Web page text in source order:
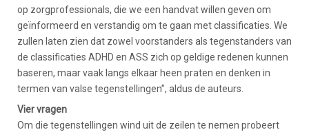
op zorgprofessionals, die we een handvat willen geven om
geïnformeerd en verstandig om te gaan met classificaties. We
zullen laten zien dat zowel voorstanders als tegenstanders van
de classificaties ADHD en ASS zich op geldige redenen kunnen
baseren, maar vaak langs elkaar heen praten en denken in
termen van valse tegenstellingen”, aldus de auteurs.
Vier vragen
Om die tegenstellingen wind uit de zeilen te nemen probeert